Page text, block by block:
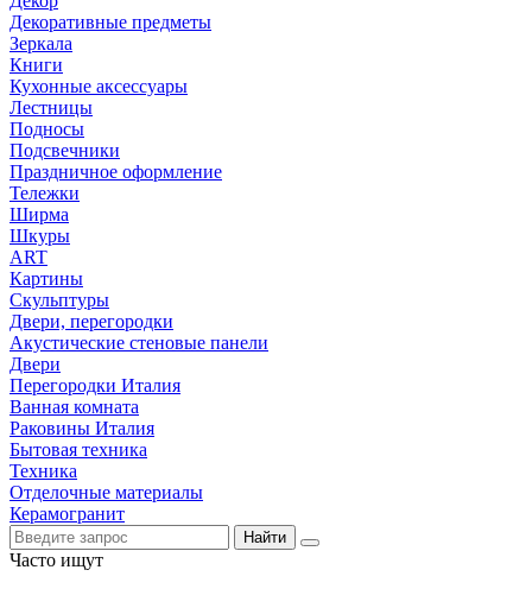
Декоративные предметы
Зеркала
Книги
Кухонные аксессуары
Лестницы
Подносы
Подсвечники
Праздничное оформление
Тележки
Ширма
Шкуры
ART
Картины
Скульптуры
Двери, перегородки
Акустические стеновые панели
Двери
Перегородки Италия
Ванная комната
Раковины Италия
Бытовая техника
Техника
Отделочные материалы
Керамогранит
Найти
Часто ищут